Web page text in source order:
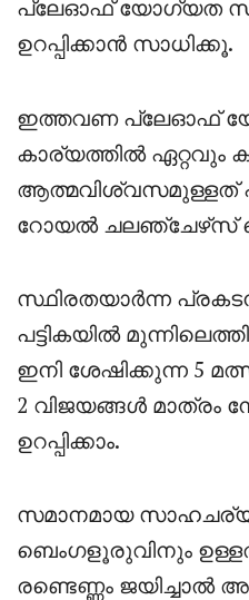
പ്ലേഓഫ് യോഗ്യത
ഉറപ്പിക്കാൻ സാധിക്കൂ.
ഇത്തവണ പ്ലേഓഫ്
കാര്യത്തിൽ
ആത്മവിശ്വസമുള്ളത്
റോയൽ ചലഞ്ചേഴ്‌സ്
സ്ഥിരതയാർന്ന
പട്ടികയിൽ
ഇനി ശേഷിക്കുന്ന 5
2 വിജയങ്ങൾ മാത്രം
ഉറപ്പിക്കാം.
സമാനമായ
ബെംഗളൂരുവിനും
രണ്ടെണ്ണം ജയിച്ചാൽ